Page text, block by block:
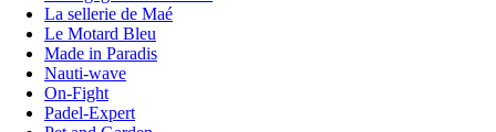
La sellerie de Maé
Le Motard Bleu
Made in Paradis
Nauti-wave
On-Fight
Padel-Expert